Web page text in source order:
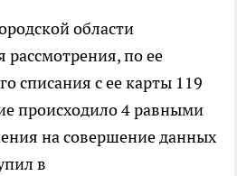
области
рассмотрения, по ее
списания с ее карты 119
происходило 4 равными
на совершение данных
в